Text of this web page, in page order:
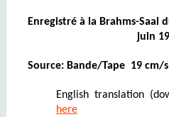
Enregistré à la Brahms-Saal
juin
Source: Bande/Tape 19 cm/
English translation
here